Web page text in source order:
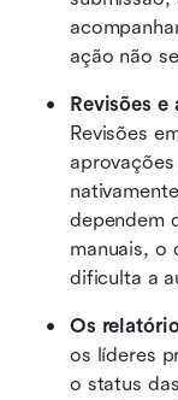
ação não
Revisões
dependem
manuais, o
dificulta a
Os
os líderes
o status